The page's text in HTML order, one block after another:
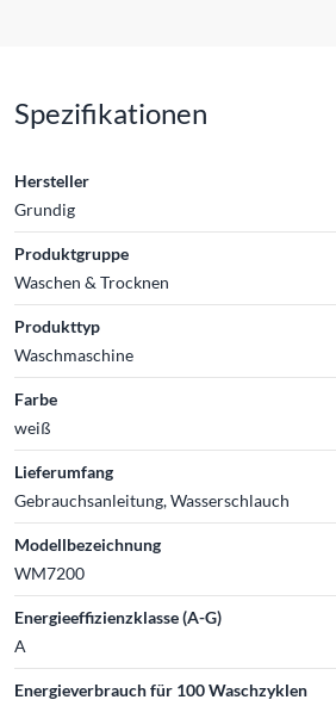
Spezifikationen
Hersteller
Grundig
Produktgruppe
Waschen & Trocknen
Produkttyp
Waschmaschine
Farbe
weiß
Lieferumfang
Gebrauchsanleitung, Wasserschlauch
Modellbezeichnung
WM7200
Energieeffizienzklasse (A-G)
A
Energieverbrauch für 100 Waschzyklen